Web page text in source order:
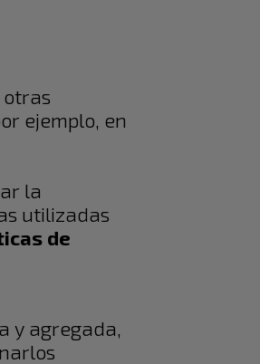
otras
ejemplo, en
la
utilizadas
de
y agregada,